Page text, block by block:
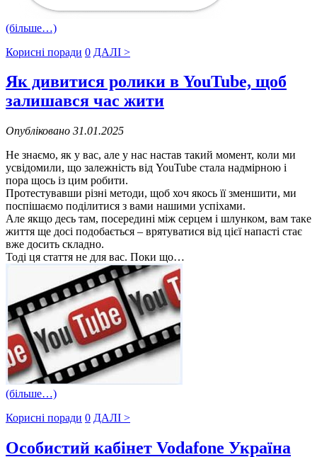
(більше…)
Корисні поради 0 ДАЛІ >
Як дивитися ролики в YouTube, щоб
залишався час жити
Опубліковано 31.01.2025
Не знаємо, як у вас, але у нас настав такий момент, коли ми
усвідомили, що залежність від YouTube стала надмірною і
пора щось із цим робити.
Протестувавши різні методи, щоб хоч якось її зменшити, ми
поспішаємо поділитися з вами нашими успіхами.
Але якщо десь там, посередині між серцем і шлунком, вам таке
життя ще досі подобається – врятуватися від цієї напасті стає
вже досить складно.
Тоді ця стаття не для вас. Поки що…
(більше…)
Корисні поради 0 ДАЛІ >
Особистий кабінет Vodafone Україна